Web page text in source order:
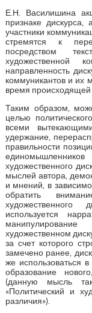
Е.Н. Василишина
признаке
участники
стремятся к
посредством
художественной
направленность
коммуникантов и их
время происходящей
Таким образом,
целью
всеми
удержание,
правильности
художественного
мыслей автора,
и мнений, в
обратить
художественного
используется
художественном
за счет которого
замечено ранее,
же использоваться
образование
(данную мысль
«Политический и
различия»).